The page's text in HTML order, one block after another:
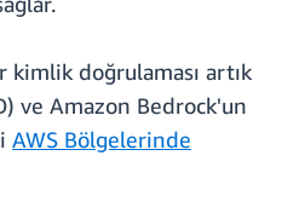
kimlik doğrulaması artık
ve Amazon Bedrock'un
AWS Bölgelerinde